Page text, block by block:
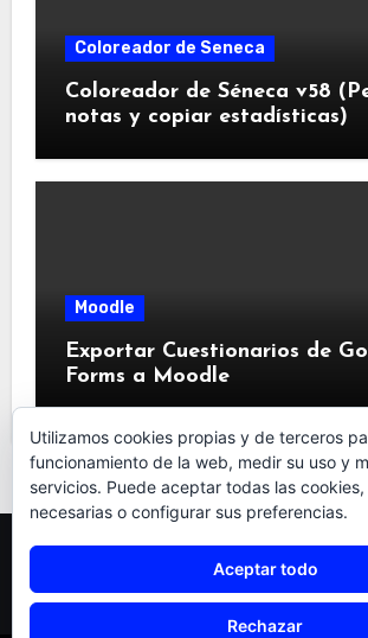
Coloreador de Seneca
Coloreador de Séneca v58
notas y copiar estadísticas)
Moodle
Exportar Cuestionarios de
Forms a Moodle
TRAS EL
Utilizamos cookies propias y de terceros
funcionamiento de la web, medir su uso y
servicios. Puede aceptar todas las
necesarias o configurar sus preferencias.
Aceptar todo
Rechazar